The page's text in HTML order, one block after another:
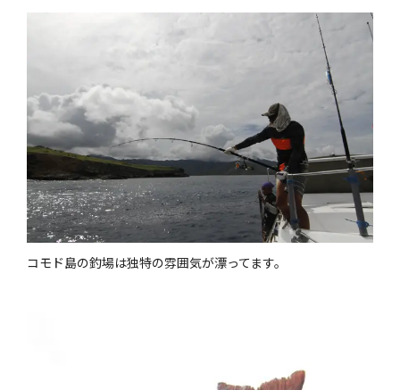
コモド島の釣場は独特の雰囲気が漂ってます。